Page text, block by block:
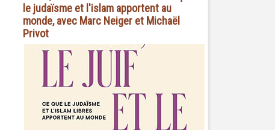
le judaïsme et l'islam apportent au
monde, avec Marc Neiger et Michaël
Privot